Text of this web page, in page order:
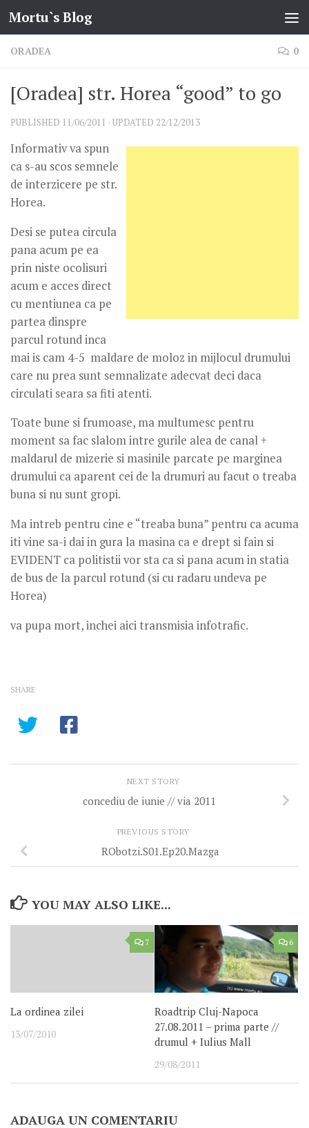
Skip to content
Mortu`s Blog
ORADEA 0
[Oradea] str. Horea “good” to go
PUBLISHED 11/06/2011 · UPDATED 22/12/2013
Informativ va spun
ca s-au scos semnele
de interzicere pe str.
Horea.
Desi se putea circula
pana acum pe ea
prin niste ocolisuri
acum e acces direct
cu mentiunea ca pe
partea dinspre
parcul rotund inca
mai is cam 4-5 maldare de moloz in mijlocul drumului
care nu prea sunt semnalizate adecvat deci daca
circulati seara sa fiti atenti.
Toate bune si frumoase, ma multumesc pentru
moment sa fac slalom intre gurile alea de canal +
maldarul de mizerie si masinile parcate pe marginea
drumului ca aparent cei de la drumuri au facut o treaba
buna si nu sunt gropi.
Ma intreb pentru cine e “treaba buna” pentru ca acuma
iti vine sa-i dai in gura la masina ca e drept si fain si
EVIDENT ca politistii vor sta ca si pana acum in statia
de bus de la parcul rotund (si cu radaru undeva pe
Horea)
va pupa mort, inchei aici transmisia infotrafic.
SHARE
NEXT STORY
concediu de iunie // via 2011
PREVIOUS STORY
RObotzi.S01.Ep20.Mazga
YOU MAY ALSO LIKE...
7
La ordinea zilei
13/07/2010
6
Roadtrip Cluj-Napoca
27.08.2011 – prima parte //
drumul + Iulius Mall
29/08/2011
ADAUGA UN COMENTARIU